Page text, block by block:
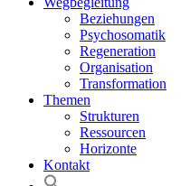
Beziehungen
Psychosomatik
Regeneration
Organisation
Transformation
Themen
Strukturen
Ressourcen
Horizonte
Kontakt